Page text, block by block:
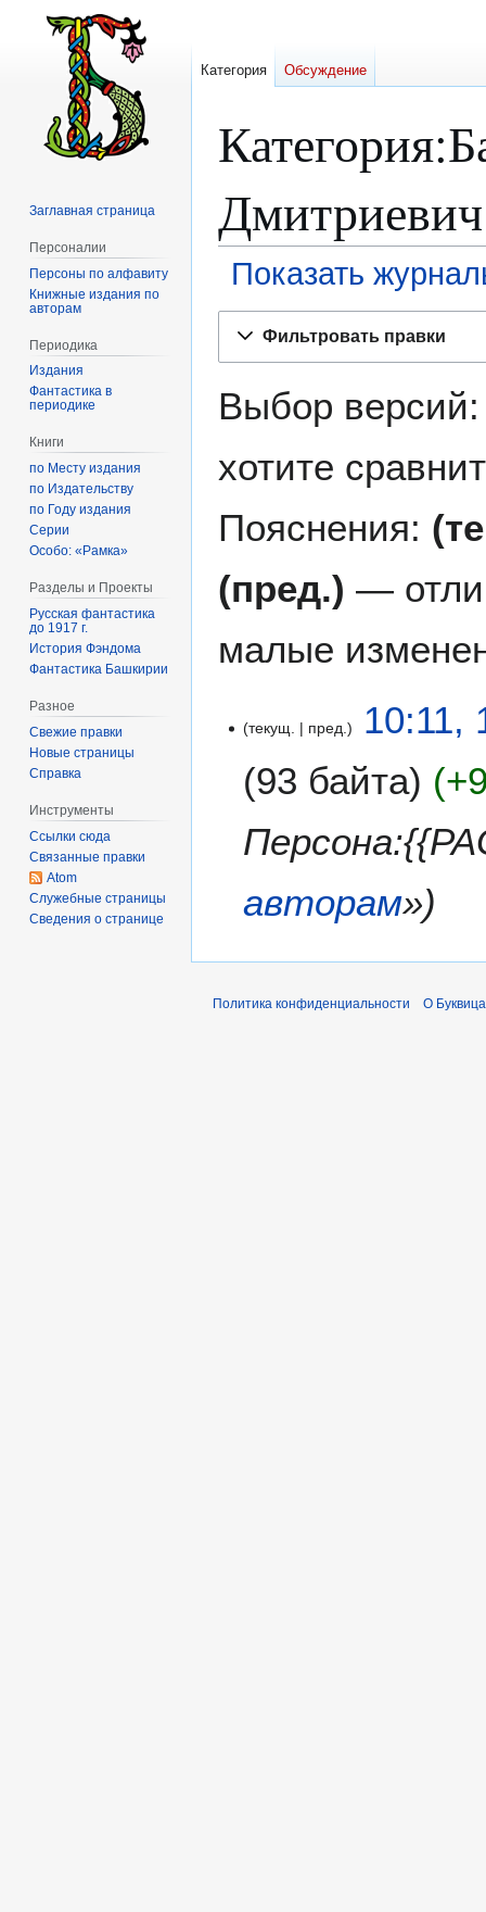
Показать
Фильтровать правки
Выбор версий:
хотите
Пояснения:
(пред.) —
малые
0
текущ. пред.
10:11,
93 байта
авторам»
Категория Обсуждение
Заглавная страница
Персоналии
Персоны по алфавиту
Книжные издания по
авторам
Периодика
Издания
Фантастика в
периодике
Книги
по Месту издания
по Издательству
по Году издания
Серии
Особо: «Рамка»
Разделы и Проекты
Русская фантастика
до 1917 г.
История Фэндома
Фантастика Башкирии
Разное
Свежие правки
Новые страницы
Справка
Инструменты
Ссылки сюда
Связанные правки
Atom
Служебные страницы
Сведения о странице
Политика конфиденциальности О Буквица